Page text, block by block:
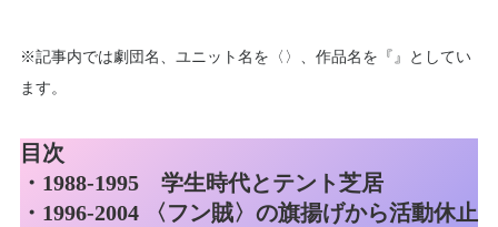
※記事内では劇団名、ユニット名を〈〉、作品名を『』としてい
ます。
目次
・ 1988-1995 学生時代とテント芝居
・ 1996-2004 〈フン賊〉の旗揚げから活動休止